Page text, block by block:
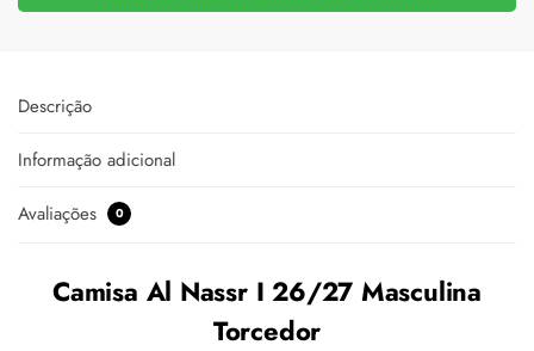
Descrição
Informação adicional
Avaliações 0
Camisa Al Nassr I 26/27 Masculina
Torcedor